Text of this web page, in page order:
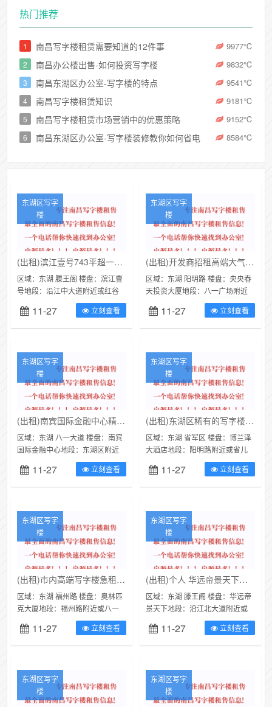
热门推荐
9977℃
1 南昌写字楼租赁需要知道的12件事
9832℃
2 南昌办公楼出售-如何投资写字楼
9541℃
3 南昌东湖区办公室-写字楼的特点
9181℃
4 南昌写字楼租赁知识
9152℃
5 南昌写字楼租赁市场营销中的优惠策略
8584℃
6 南昌东湖区办公室-写字楼装修教你如何省电
东湖区写字
楼
(出租)滨江壹号743平超一线江景办公环境招租 免中介费
区域：东湖 滕王阁 楼盘：滨江壹
号地段：沿江中大道附近或红谷
隧道口类别：写字楼（可注册公
司）面积：743㎡价格：37150...
11-27 立刻查看
东湖区写字
楼
(出租)开发商招租高端大气上档次央央春天
区域：东湖 阳明路 楼盘：央央春
天投资大厦地段：八一广场附近
或财富大厦类别：写字楼面积：
750㎡价格：45000元/月央...
11-27 立刻查看
东湖区写字
楼
(出租)南宾国际金融中心精装修写字楼出租 免拥金
区域：东湖 八一大道 楼盘：南宾
国际金融中心地段：东湖区附近
或八一大道类别：写字楼（可注
册公司）面积：160㎡价格：
288...
11-27 立刻查看
东湖区写字
楼
(出租)东湖区稀有的写字楼出租超大停车场
区域：东湖 省军区 楼盘：博兰泽
大酒店地段：阳明路附近或省儿
童医院类别：写字楼面积：600㎡
价格：24000元/月请注意...
11-27 立刻查看
东湖区写字
楼
(出租)市内高端写字楼急租奥林匹克大厦
区域：东湖 福州路 楼盘：奥林匹
克大厦地段：福州路附近或八一
广场旁类别：写字楼面积：140㎡
价格：2900元/月1、房源...
11-27 立刻查看
东湖区写字
楼
(出租)个人 华远帝景天下一线江景写字楼出租
区域：东湖 滕王阁 楼盘：华远帝
景天下地段：沿江北大道附近或
凯莱大酒店类别：写字楼面积：
163㎡价格：7000元/月本人...
11-27 立刻查看
东湖区写字
楼
东湖区写字
楼